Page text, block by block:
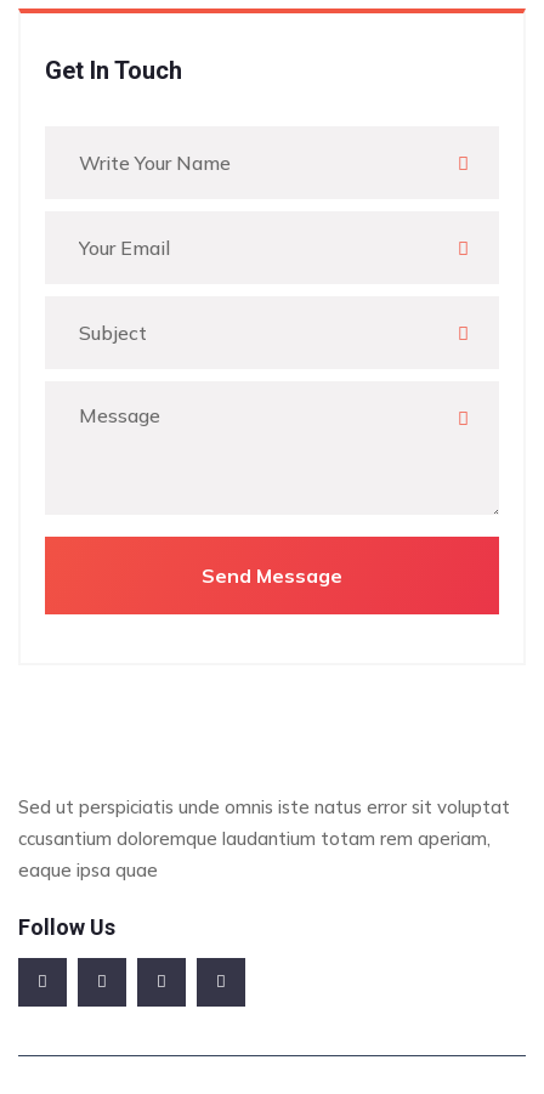
Get In Touch
Sed ut perspiciatis unde omnis iste natus error sit voluptat
ccusantium doloremque laudantium totam rem aperiam,
eaque ipsa quae
Follow Us